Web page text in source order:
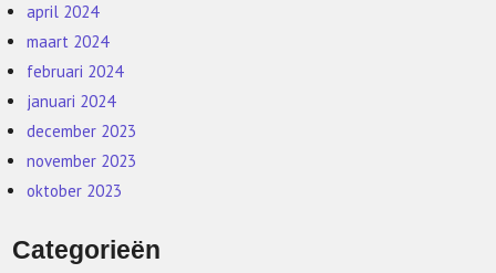
april 2024
maart 2024
februari 2024
januari 2024
december 2023
november 2023
oktober 2023
Categorieën